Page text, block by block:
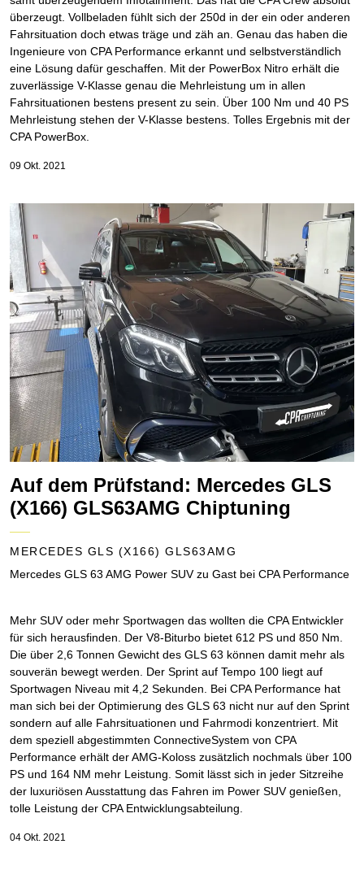
überzeugt. Vollbeladen fühlt sich der 250d in der ein oder anderen
Fahrsituation doch etwas träge und zäh an. Genau das haben die
Ingenieure von CPA Performance erkannt und selbstverständlich
eine Lösung dafür geschaffen. Mit der PowerBox Nitro erhält die
zuverlässige V-Klasse genau die Mehrleistung um in allen
Fahrsituationen bestens present zu sein. Über 100 Nm und 40 PS
Mehrleistung stehen der V-Klasse bestens. Tolles Ergebnis mit der
CPA PowerBox.
09 Okt. 2021
Auf dem Prüfstand: Mercedes GLS
(X166) GLS63AMG Chiptuning
MERCEDES GLS (X166) GLS63AMG
Mercedes GLS 63 AMG Power SUV zu Gast bei CPA Performance
Mehr SUV oder mehr Sportwagen das wollten die CPA Entwickler
für sich herausfinden. Der V8-Biturbo bietet 612 PS und 850 Nm.
Die über 2,6 Tonnen Gewicht des GLS 63 können damit mehr als
souverän bewegt werden. Der Sprint auf Tempo 100 liegt auf
Sportwagen Niveau mit 4,2 Sekunden. Bei CPA Performance hat
man sich bei der Optimierung des GLS 63 nicht nur auf den Sprint
sondern auf alle Fahrsituationen und Fahrmodi konzentriert. Mit
dem speziell abgestimmten ConnectiveSystem von CPA
Performance erhält der AMG-Koloss zusätzlich nochmals über 100
PS und 164 NM mehr Leistung. Somit lässt sich in jeder Sitzreihe
der luxuriösen Ausstattung das Fahren im Power SUV genießen,
tolle Leistung der CPA Entwicklungsabteilung.
04 Okt. 2021